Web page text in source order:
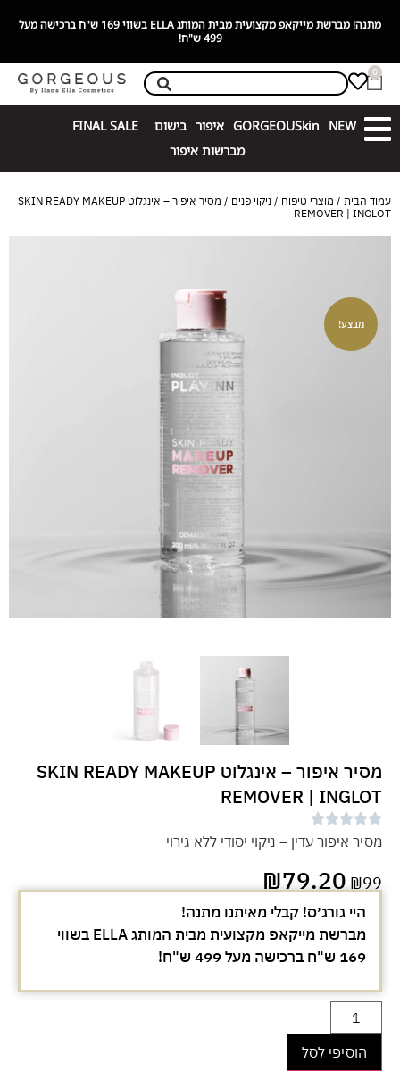
מתנה! מברשת מייקאפ מקצועית מבית המותג ELLA בשווי 169 ש"ח ברכישה מעל
499 ש"ח!
0
NEW
GORGEOUSkin איפור בישום
FINAL SALE
מברשות איפור
עמוד הבית / מוצרי טיפוח / ניקוי פנים
/ מסיר איפור – אינגלוט SKIN READY MAKEUP
REMOVER | INGLOT
מבצע!
מסיר איפור – אינגלוט SKIN READY MAKEUP
REMOVER | INGLOT
מסיר איפור עדין – ניקוי יסודי ללא גירוי
₪99
₪79.20
היי גורג׳ס! קבלי מאיתנו מתנה!
מברשת מייקאפ מקצועית מבית המותג ELLA בשווי
169 ש"ח ברכישה מעל 499 ש"ח!
הוסיפי לסל